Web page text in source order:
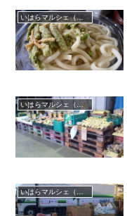
いはらマルシェ（庵原マルシェ）
いはらマルシェ（庵原マルシェ）